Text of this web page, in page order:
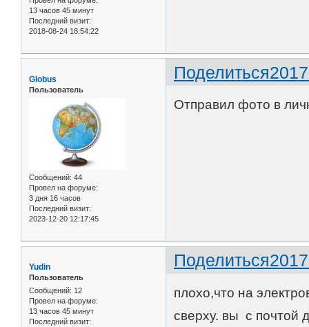
13 часов 45 минут
Последний визит:
2018-08-24 18:54:22
Поделиться
Globus
Пользователь
Сообщений: 44
Провел на форуме:
3 дня 16 часов
Последний визит:
2023-12-20 12:17:45
Отправил фото в
Поделиться
Yudin
Пользователь
Сообщений: 12
Провел на форуме:
13 часов 45 минут
Последний визит:
плохо,что на
сверху. вы с почтой